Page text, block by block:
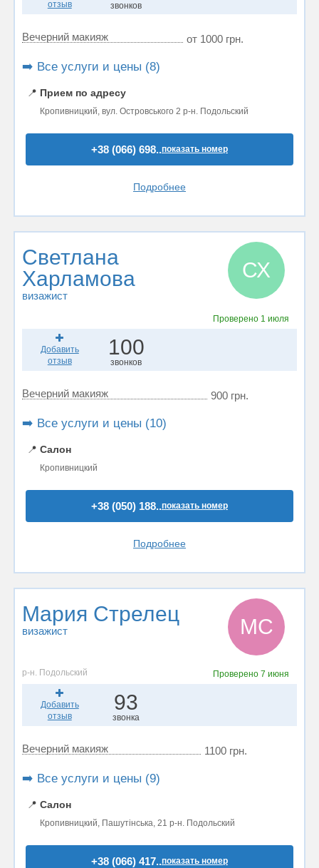
отзыв звонков
Вечерний макияж от 1000 грн.
➡️ Все услуги и цены (8)
📍 Прием по адресу
Кропивницкий, вул. Островського 2 р-н. Подольский
+38 (066) 698..показать номер
Подробнее
Светлана
Харламова
визажист
СХ
Проверено 1 июля
Добавить
отзыв
100
звонков
Вечерний макияж 900 грн.
➡️ Все услуги и цены (10)
📍 Салон
Кропивницкий
+38 (050) 188..показать номер
Подробнее
Мария Стрелец
визажист МС
р-н. Подольский Проверено7 июня
Добавить
отзыв
93
звонка
Вечерний макияж 1100 грн.
➡️ Все услуги и цены (9)
📍 Салон
Кропивницкий, Пашутінська, 21 р-н. Подольский
+38 (066) 417..показать номер